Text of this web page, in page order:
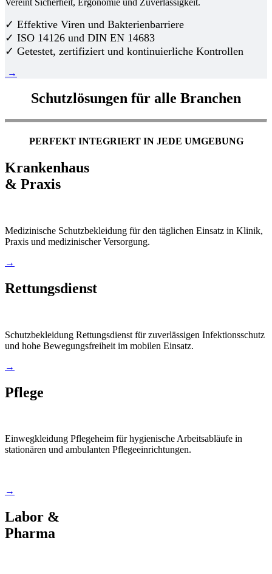
✓ Effektive Viren und Bakterienbarriere
✓ ISO 14126 und DIN EN 14683
✓ Getestet, zertifiziert und kontinuierliche Kontrollen
→
Schutzlösungen für alle Branchen
PERFEKT INTEGRIERT IN JEDE UMGEBUNG
Krankenhaus
& Praxis
Medizinische Schutzbekleidung für den täglichen Einsatz in Klinik,
Praxis und medizinischer Versorgung.
→
Rettungsdienst
Schutzbekleidung Rettungsdienst für zuverlässigen Infektionsschutz
und hohe Bewegungsfreiheit im mobilen Einsatz.
→
Pflege
Einwegkleidung Pflegeheim für hygienische Arbeitsabläufe in
stationären und ambulanten Pflegeeinrichtungen.
→
Labor &
Pharma